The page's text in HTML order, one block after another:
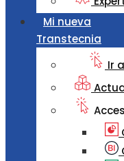
Mi nueva
Transtecnia
Ir